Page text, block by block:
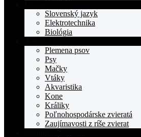
Slovenský jazyk
Elektrotechnika
Biológia
Plemena psov
Psy
Mačky
Vtáky
Akvaristika
Kone
Králiky
Poľnohospodárske zvieratá
Zaujímavosti z ríše zvierat